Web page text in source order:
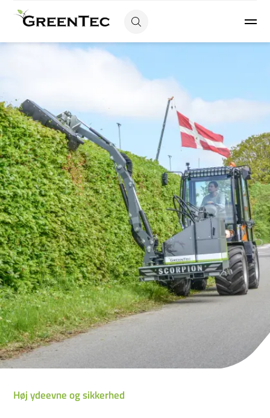
Høj ydeevne og sikkerhed